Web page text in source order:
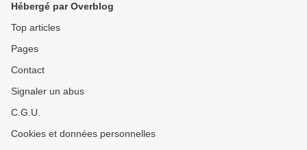
Hébergé par Overblog
Top articles
Pages
Contact
Signaler un abus
C.G.U.
Cookies et données personnelles